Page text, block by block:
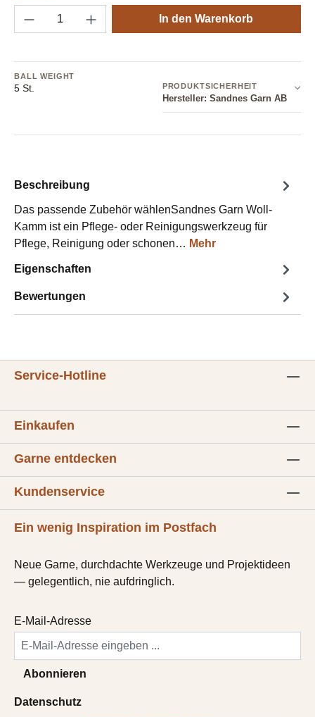
Produkt Anzahl: Gib den gewünschten
In den Warenkorb
BALL WEIGHT
5 St. PRODUKTSICHERHEIT
Hersteller: Sandnes Garn AB
Beschreibung
Das passende Zubehör wählenSandnes Garn Woll-
Kamm ist ein Pflege- oder Reinigungswerkzeug für
Pflege, Reinigung oder schonen… Mehr
Eigenschaften
Bewertungen
Service-Hotline
Einkaufen
Garne entdecken
Kundenservice
Ein wenig Inspiration im Postfach
Neue Garne, durchdachte Werkzeuge und Projektideen
— gelegentlich, nie aufdringlich.
E-Mail-Adresse
Abonnieren
Datenschutz